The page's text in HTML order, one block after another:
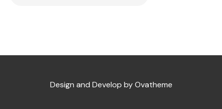
Design and Develop by Ovatheme